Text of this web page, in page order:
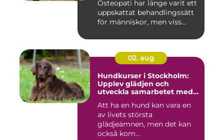
Osteopati har länge varit ett
uppskattat behandlingssätt
för människor, men viss...
02. aug
Hundkurser i Stockholm:
Upplev glädjen och
utveckla samarbetet med
Att ha en hund kan vara en
av livets största
glädjeämnen, men det kan
också kom...